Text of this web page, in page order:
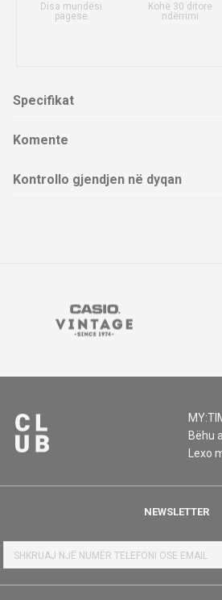
Disa mundësi
pagese
Kohë 30 ditore
ndërrimi
Specifikat
Komente
Kontrollo gjendjen në dyqan
Bëhu
Lexo
NEWSLETTER